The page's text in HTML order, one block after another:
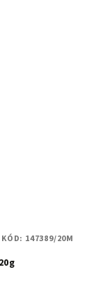
KÓD: 147389/20M